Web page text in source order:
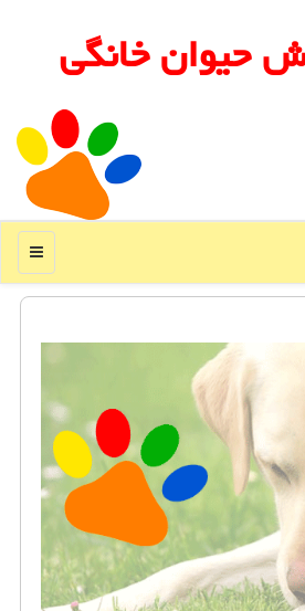
حیوان خانگی
منو